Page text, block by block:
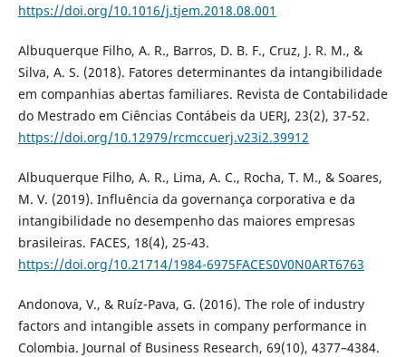
https://doi.org/10.1016/j.tjem.2018.08.001
Albuquerque Filho, A. R., Barros, D. B. F., Cruz, J. R. M., &
Silva, A. S. (2018). Fatores determinantes da intangibilidade
em companhias abertas familiares. Revista de Contabilidade
do Mestrado em Ciências Contábeis da UERJ, 23(2), 37-52.
https://doi.org/10.12979/rcmccuerj.v23i2.39912
Albuquerque Filho, A. R., Lima, A. C., Rocha, T. M., & Soares,
M. V. (2019). Influência da governança corporativa e da
intangibilidade no desempenho das maiores empresas
brasileiras. FACES, 18(4), 25-43.
https://doi.org/10.21714/1984-6975FACES0V0N0ART6763
Andonova, V., & Ruíz-Pava, G. (2016). The role of industry
factors and intangible assets in company performance in
Colombia. Journal of Business Research, 69(10), 4377–4384.